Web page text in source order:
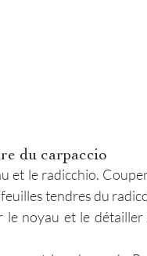
du carpaccio
et le radicchio.
tendres du
le noyau et le